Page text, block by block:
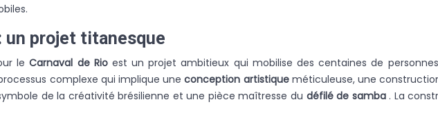
un projet titanesque
leCarnaval de Rio est un projet ambitieux qui mobilise des centaines de
complexe qui implique uneconception artistique méticuleuse, une
de la créativité brésilienne et une pièce maîtresse du défilé de samba . La